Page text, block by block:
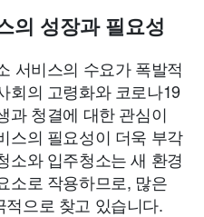
의 성장과 필요성
서비스의 수요가 폭발적
회의 고령화와 코로나19
과 청결에 대한 관심이
스의 필요성이 더욱 부각
소와 입주청소는 새 환경
소로 작용하므로, 많은
으로 찾고 있습니다.